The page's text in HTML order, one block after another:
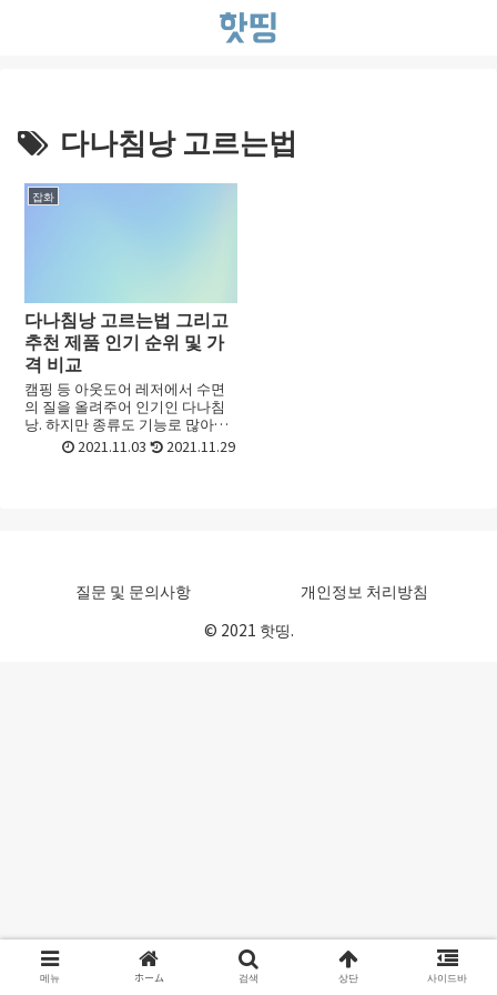
다나침낭 고르는법
잡화
다나침낭 고르는법 그리고
추천 제품 인기 순위 및 가
격 비교
캠핑 등 아웃도어 레저에서 수면
의 질을 올려주어 인기인 다나침
낭. 하지만 종류도 기능로 많아서
어떤 다나침낭를 골라야 할지 선
택하기가 어려울 때가 있죠. 초보
2021.11.03 2021.11.29
질문 및 문의사항
개인정보 처리방침
© 2021 핫띵.
메뉴 ホーム 검색 상단 사이드바